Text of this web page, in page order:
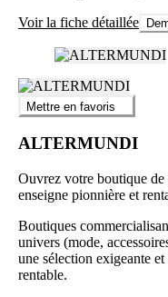
Voir la fiche détaillée
Mettre en favoris
ALTERMUNDI
Ouvrez votre boutique de
enseigne pionnière et
Boutiques
univers (mode,
une sélection exigeante
rentable.